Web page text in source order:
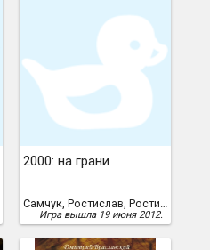
2000: на грани
Самчук, Ростислав, Ростислав "PriZRak" Самчук
Игра вышла 19 июня 2012.